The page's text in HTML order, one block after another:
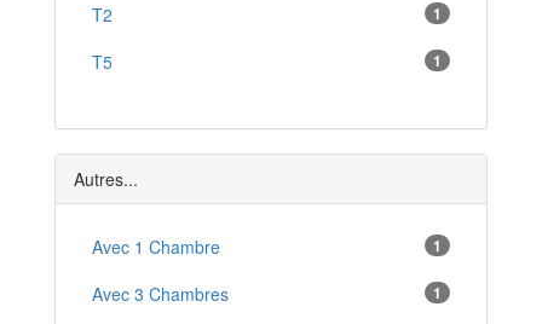
Sorèze *
Monestiés *
Saint-Amans-Valtoret *
T2 1
T5 1
Autres...
Avec 1 Chambre 1
Avec 3 Chambres 1